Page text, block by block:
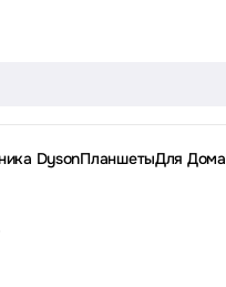
DysonПланшетыДля Дома